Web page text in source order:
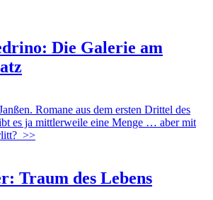
Die Galerie am
Romane aus dem ersten Drittel des
es ja mittlerweile eine Menge … aber mit
>>
Traum des Lebens